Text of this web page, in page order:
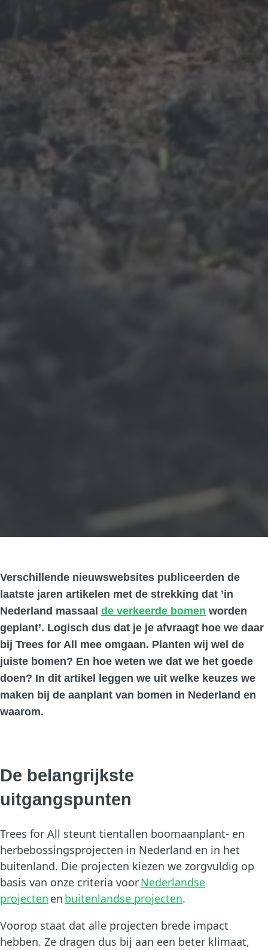
Verschillende nieuwswebsites publiceerden de
laatste jaren artikelen met de strekking dat ’in
Nederland massaal de verkeerde bomen worden
geplant’. Logisch dus dat je je afvraagt hoe we daar
bij Trees for All mee omgaan. Planten wij wel de
juiste bomen? En hoe weten we dat we het goede
doen? In dit artikel leggen we uit welke keuzes we
maken bij de aanplant van bomen in Nederland en
waarom.
De belangrijkste
uitgangspunten
Trees for All steunt tientallen boomaanplant- en
herbebossingsprojecten in Nederland en in het
buitenland. Die projecten kiezen we zorgvuldig op
basis van onze criteria voorNederlandse
projecten en buitenlandse projecten.
Voorop staat dat alle projecten brede impact
hebben. Ze dragen dus bij aan een beter klimaat,